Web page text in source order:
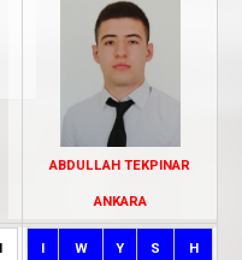
ABDULLAH TEKPINAR
ANKARA
I W Y S H